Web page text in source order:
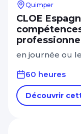
Quimper
CLOE
en journée ou
60 heures
Découvrir